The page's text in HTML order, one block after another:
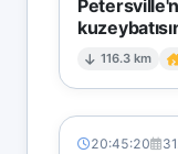
116.3 km
20:45:20